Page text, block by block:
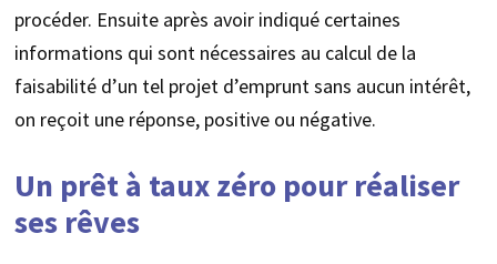
procéder. Ensuite après avoir indiqué certaines
informations qui sont nécessaires au calcul de la
faisabilité d’un tel projet d’emprunt sans aucun intérêt,
on reçoit une réponse, positive ou négative.
Un prêt à taux zéro pour réaliser
ses rêves